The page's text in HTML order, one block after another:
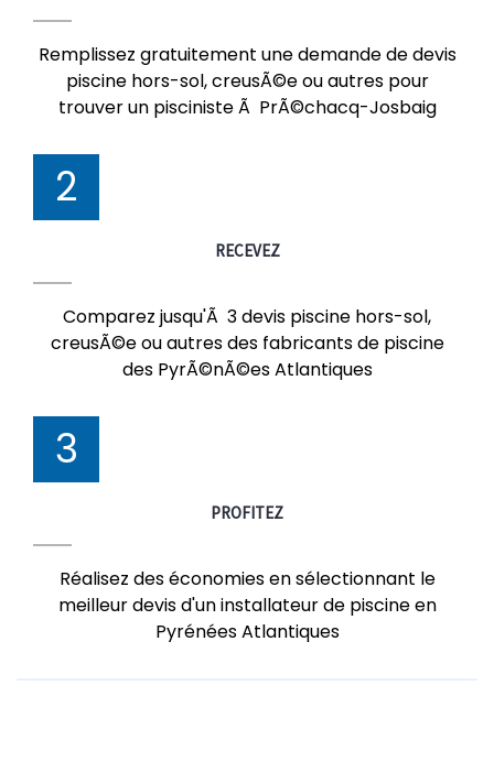
Remplissez gratuitement une demande de devis
piscine hors-sol, creusÃ©e ou autres pour
trouver un pisciniste Ã PrÃ©chacq-Josbaig
2
RECEVEZ
Comparez jusqu'Ã 3 devis piscine hors-sol,
creusÃ©e ou autres des fabricants de piscine
des PyrÃ©nÃ©es Atlantiques
3
PROFITEZ
Réalisez des économies en sélectionnant le
meilleur devis d'un installateur de piscine en
Pyrénées Atlantiques